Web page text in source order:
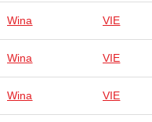
Wina VIE
Wina VIE
Wina VIE